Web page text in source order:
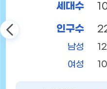
세대수
인구수
남성
여성